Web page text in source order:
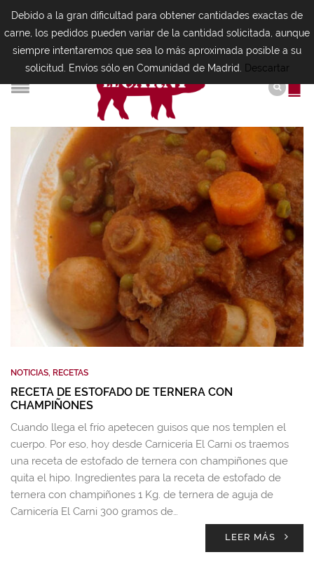
NOTICIAS, RECETAS
RECETA DE ESTOFADO DE TERNERA CON
CHAMPIÑONES
Cuando llega el frío apetecen guisos que nos templen el
cuerpo. Por eso, hoy desde Carnicería El Carni os traemos
una receta de estofado de ternera con champiñones que
quita el hipo. Ingredientes para la receta de estofado de
ternera con champiñones 1 Kg. de ternera de aguja de
Carnicería El Carni 300 gramos de…
LEER MÁS
Debido a la gran dificultad para obtener cantidades exactas de
carne, los pedidos pueden variar de la cantidad solicitada, aunque
siempre intentaremos que sea lo más aproximada posible a su
solicitud. Envíos sólo en Comunidad de Madrid.
Descartar